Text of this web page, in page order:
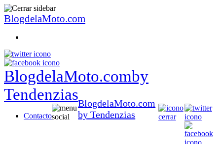
BlogdelaMoto.com
BlogdelaMoto.comby
Tendenzias
Contacto
BlogdelaMoto.com
by Tendenzias